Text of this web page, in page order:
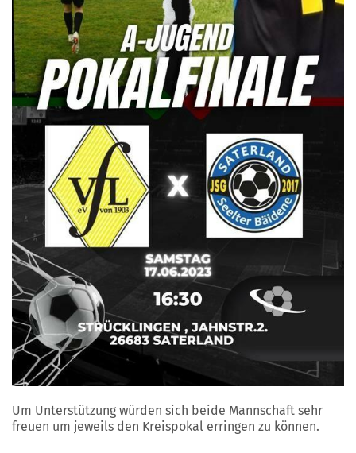
Um Unterstützung würden sich beide Mannschaft sehr
freuen um jeweils den Kreispokal erringen zu können.